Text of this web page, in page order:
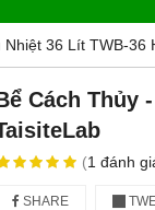
36 Lít TWB-36
Cách Thủy
(1đánh
SHARE